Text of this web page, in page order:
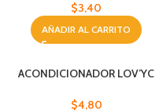
$3,40
AÑADIR AL CARRITO
ACONDICIONADOR LOV’YC
$4,80